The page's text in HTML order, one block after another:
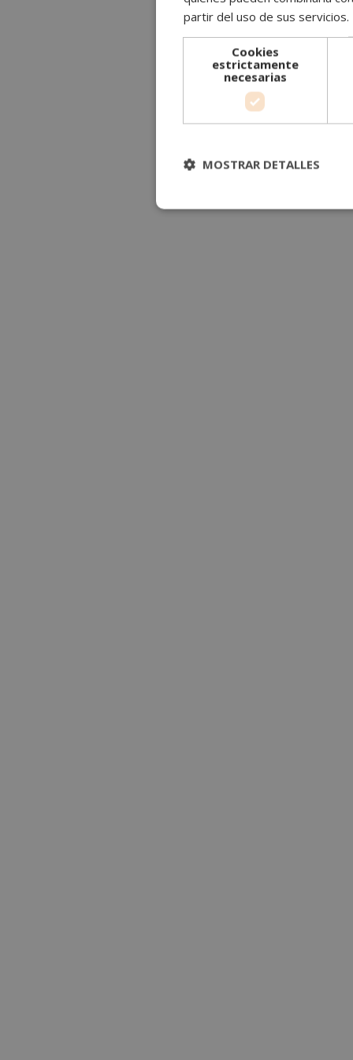
partir del uso de sus servicios.
Cookies
estrictamente
necesarias
MOSTRAR DETALLES